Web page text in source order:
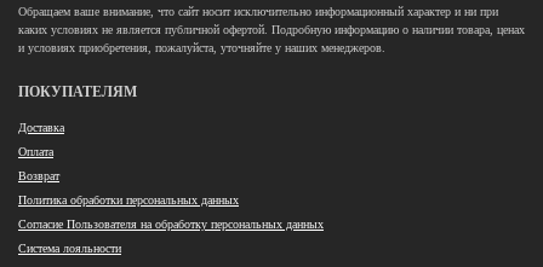
Обращаем ваше внимание, что сайт носит исключительно информационный характер и ни при
каких условиях не является публичной офертой. Подробную информацию о наличии товара, ценах
и условиях приобретения, пожалуйста, уточняйте у наших менеджеров.
ПОКУПАТЕЛЯМ
Доставка
Оплата
Возврат
Политика обработки персональных данных
Согласие Пользователя на обработку персональных данных
Система лояльности